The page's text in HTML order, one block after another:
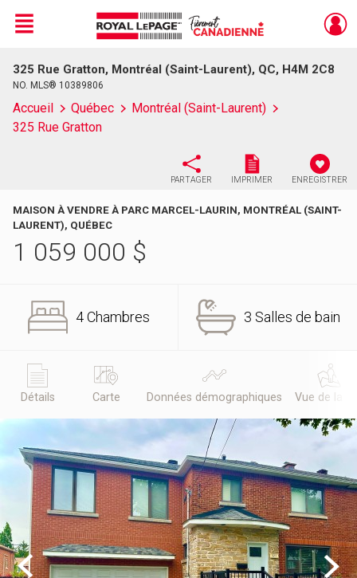
Live
En Direct
Menu
325 Rue Gratton, Montréal (Saint-Laurent), QC, H4M 2C8
NO. MLS® 10389806
Accueil Québec
Montréal (Saint-Laurent)
325 Rue Gratton
PARTAGER IMPRIMER ENREGISTRER
MAISON À VENDRE À PARC MARCEL-LAURIN, MONTRÉAL (SAINT-
LAURENT), QUÉBEC
1 059 000 $
4 Chambres 3 Salles de bain
Détails Carte Données démographiques Vue de la
Previous Next